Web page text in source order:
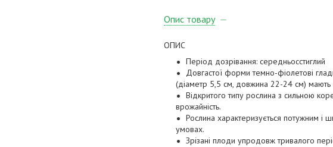
Опис товару
ОПИС
Період дозрівання: середньосстиглий
Довгастої форми темно-фіолетові
(діаметр 5,5 см, довжина 22-24 см) мають
Відкритого типу рослина з сильною
врожайність.
Рослина характеризується потужним і
умовах.
Зрізані плоди упродовж тривалого